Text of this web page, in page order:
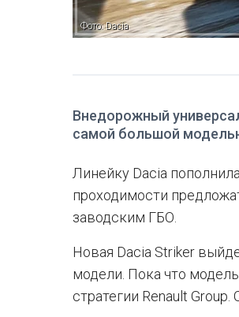
Фото: Dacia
Внедорожный
самой большой
Линейку Dacia
проходимости
заводским ГБО.
Новая Dacia Striker
модели. Пока что
стратегии Renault